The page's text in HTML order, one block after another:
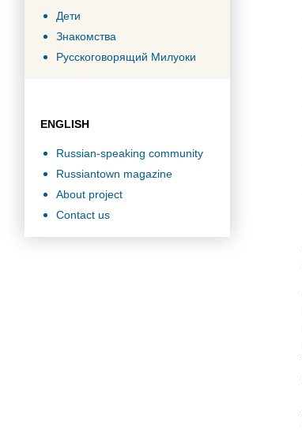
Дети
Знакомства
Русскоговорящий Милуоки
ENGLISH
Russian-speaking community
Russiantown magazine
About project
Contact us